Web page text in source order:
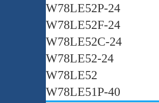
W78LE52P-24
W78LE52F-24
W78LE52C-24
W78LE52-24
W78LE52
W78LE51P-40